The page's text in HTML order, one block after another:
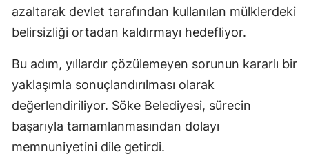
azaltarak devlet tarafından kullanılan mülklerdeki
belirsizliği ortadan kaldırmayı hedefliyor.
Bu adım, yıllardır çözülemeyen sorunun kararlı bir
yaklaşımla sonuçlandırılması olarak
değerlendiriliyor. Söke Belediyesi, sürecin
başarıyla tamamlanmasından dolayı
memnuniyetini dile getirdi.